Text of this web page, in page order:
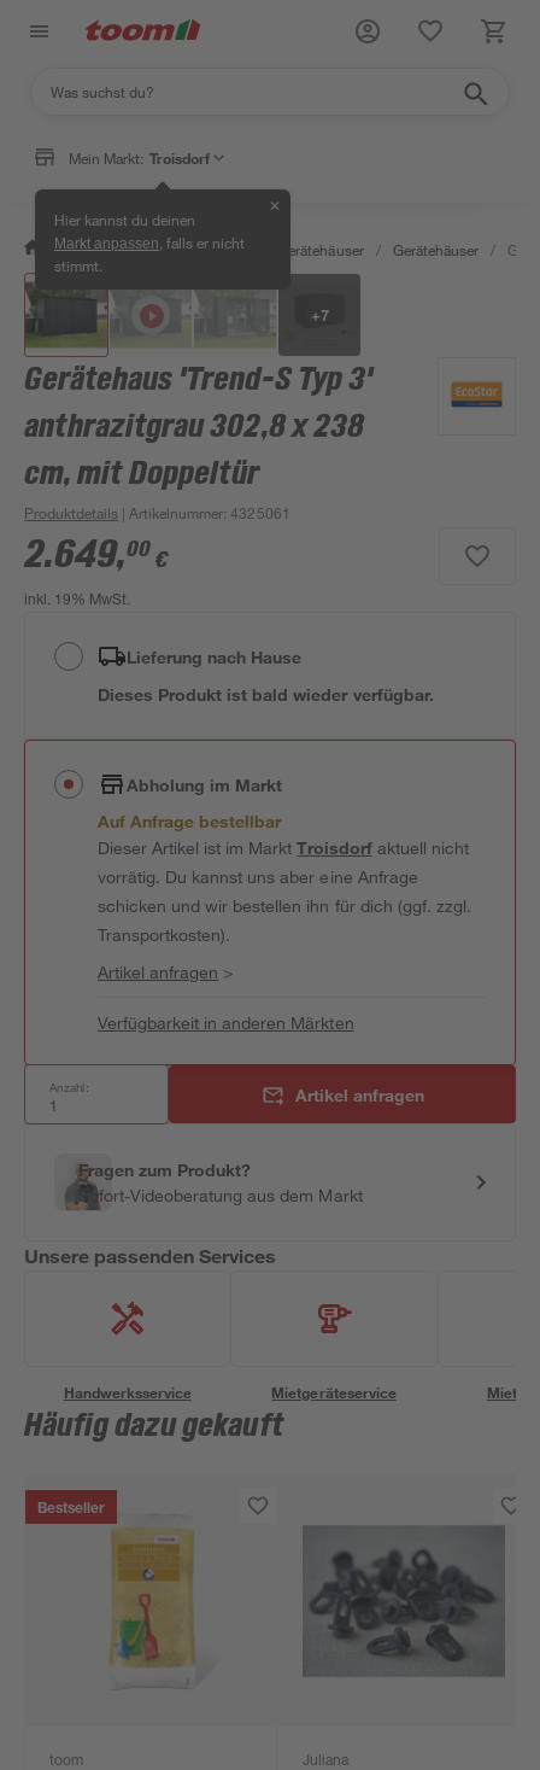
Mein Markt: Troisdorf
Hier kannst du deinen
Markt anpassen , falls er nicht
stimmt.
✕
/ Garten & Freizeit / Garten- & Gerätehäuser / Gerätehäuser /
+7
Gerätehaus 'Trend-S Typ 3'
anthrazitgrau 302,8 x 238
cm, mit Doppeltür
Produktdetails | Artikelnummer:4325061
2.649,00 €
inkl. 19% MwSt.
Lieferung nach Hause
Dieses Produkt ist bald wieder verfügbar.
Abholung im Markt
Auf Anfrage bestellbar
Dieser Artikel ist im MarktTroisdorfaktuell nicht
vorrätig. Du kannst uns aber eine Anfrage
schicken und wir bestellen ihn für dich (ggf. zzgl.
Transportkosten).
Artikel anfragen >
Verfügbarkeit in anderen Märkten
Anzahl: Artikel anfragen
Fragen zum Produkt?
Sofort-Videoberatung aus dem Markt
Unsere passenden Services
Handwerksservice Mietgeräteservice
Häufig dazu gekauft
Bestseller
toom Juliana